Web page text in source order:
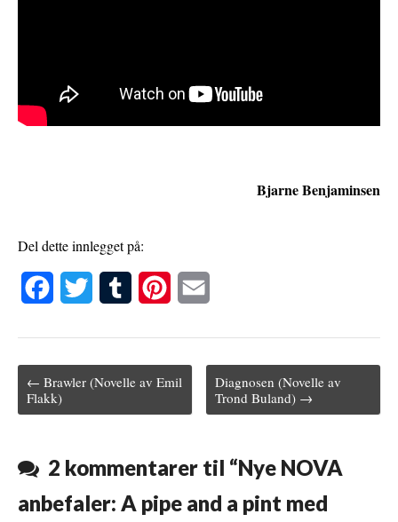
Bjarne Benjaminsen
Del dette innlegget på:
e
b
o
k
t
t
r
b
l
t
e
e
s
l
Post navigation
← Brawler (Novelle av Emil
Flakk)
Diagnosen (Novelle av
Trond Buland) →
2 kommentarer til “Nye NOVA
anbefaler: A pipe and a pint med